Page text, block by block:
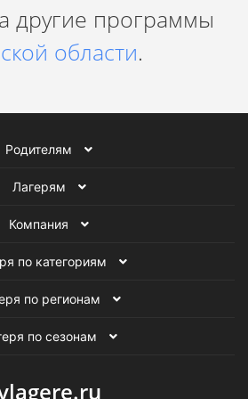
года, автор популярного
о школьной биологии.
другие программы
области.
Родителям
Лагерям
Компания
по категориям
по регионам
по сезонам